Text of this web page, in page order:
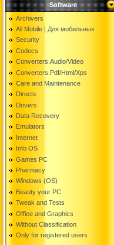
Software
Archivers
All Mobile | Для мобильных
Security
Codecs
Converters.Audio/Video
Converters.Pdf/Html/Xps
Care and Maintenance
Directx
Drivers
Data Recovery
Emulators
Internet
Info OS
Games PC
Pharmacy
Windows (OS)
Beauty your PC
Tweak and Tests
Office and Graphics
Without Classification
Only for registered users